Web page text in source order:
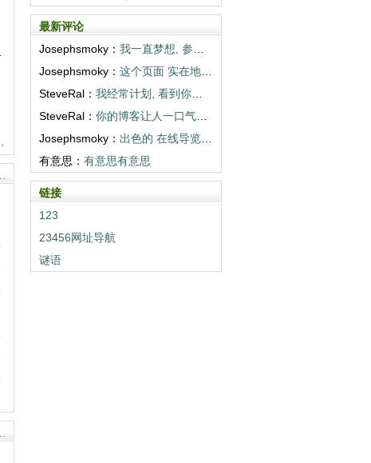
最新评论
Josephsmoky： 我一直梦想, 参观你们描述的目的地。谢谢...
Josephsmoky： 这个页面 实在地 打开世界。多写些! <...
SteveRal： 我经常计划, 看到你们相册那样的地方。超...
SteveRal： 你的博客让人一口气读完。感谢 温暖。 <...
Josephsmoky： 出色的 在线导览! 你们真棒! <a h...
有意思： 有意思有意思
链接
123
23456网址导航
谜语